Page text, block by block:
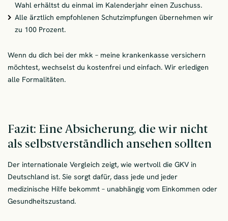
Wahl erhältst du einmal im Kalenderjahr einen Zuschuss.
Alle ärztlich empfohlenen Schutzimpfungen übernehmen wir
zu 100 Prozent.
Wenn du dich bei der mkk – meine krankenkasse versichern
möchtest, wechselst du kostenfrei und einfach. Wir erledigen
alle Formalitäten.
Fazit: Eine Absicherung, die wir nicht
als selbstverständlich ansehen sollten
Der internationale Vergleich zeigt, wie wertvoll die GKV in
Deutschland ist. Sie sorgt dafür, dass jede und jeder
medizinische Hilfe bekommt – unabhängig vom Einkommen oder
Gesundheitszustand.